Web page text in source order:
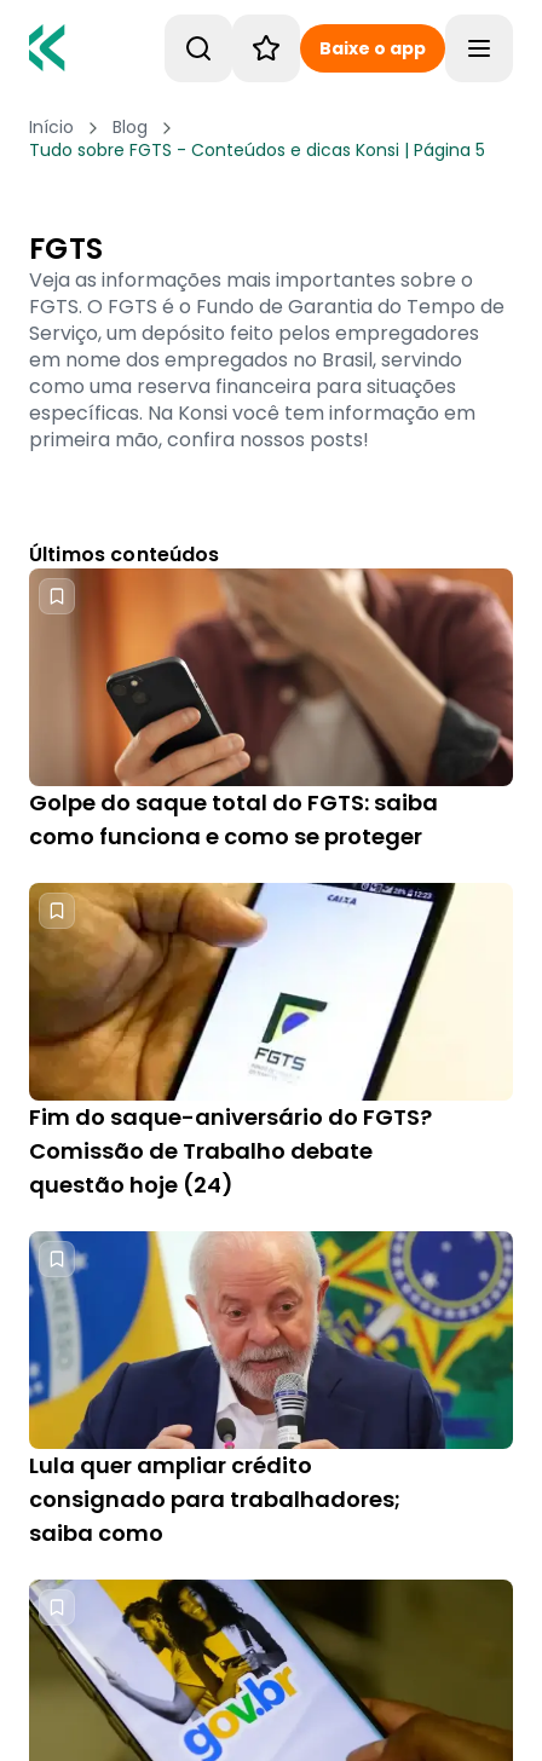
Baixe o app
Início
Blog
Tudo sobre FGTS - Conteúdos e dicas Konsi | Página 5
FGTS
Veja as informações mais importantes sobre o
FGTS. O FGTS é o Fundo de Garantia do Tempo de
Serviço, um depósito feito pelos empregadores
em nome dos empregados no Brasil, servindo
como uma reserva financeira para situações
específicas. Na Konsi você tem informação em
primeira mão, confira nossos posts!
Últimos conteúdos
Golpe do saque total do FGTS: saiba
como funciona e como se proteger
Fim do saque-aniversário do FGTS?
Comissão de Trabalho debate
questão hoje (24)
Lula quer ampliar crédito
consignado para trabalhadores;
saiba como